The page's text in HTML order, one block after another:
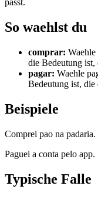
passt.
So waehlst du
comprar: Waehle
die Bedeutung ist,
pagar: Waehle
Bedeutung ist, die
Beispiele
Comprei pao na padaria.
Paguei a conta pelo app.
Typische Falle